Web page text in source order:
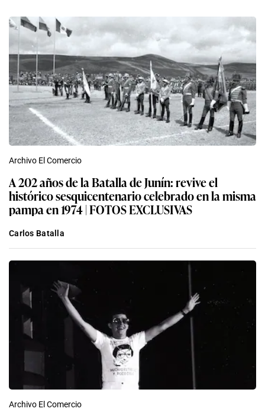
Archivo El Comercio
A 202 años de la Batalla de Junín: revive el
histórico sesquicentenario celebrado en la misma
pampa en 1974 | FOTOS EXCLUSIVAS
Carlos Batalla
Archivo El Comercio